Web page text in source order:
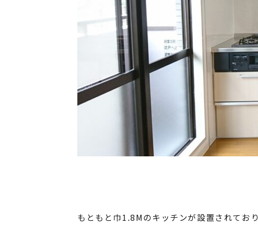
もともと巾1.8Mのキッチンが設置されてお